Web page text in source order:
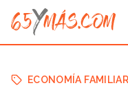
ECONOMÍA FAMILIAR